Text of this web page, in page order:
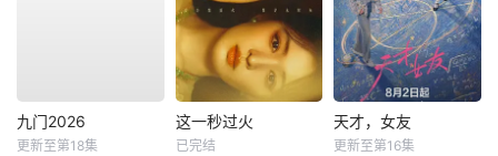
九门2026
更新至第18集
这一秒过火
已完结
天才，女友
更新至第16集